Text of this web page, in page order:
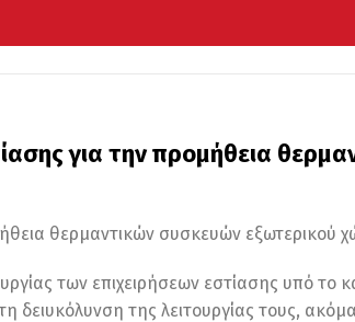
για την προμήθεια
θερμαντικών συσκευών εξωτερικού
των επιχειρήσεων εστίασης υπό το
δειυκόλυνση της λειτουργίας τους,